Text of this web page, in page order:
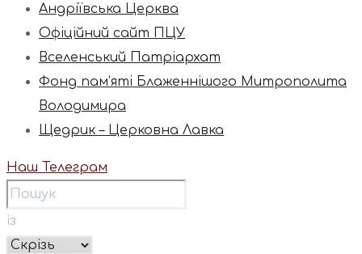
Андріївська Церква
Офіційний сайт ПЦУ
Вселенський Патріархат
Фонд пам’яті Блаженнішого Митрополита
Володимира
Щедрик – Церковна Лавка
Наш Телеграм
із